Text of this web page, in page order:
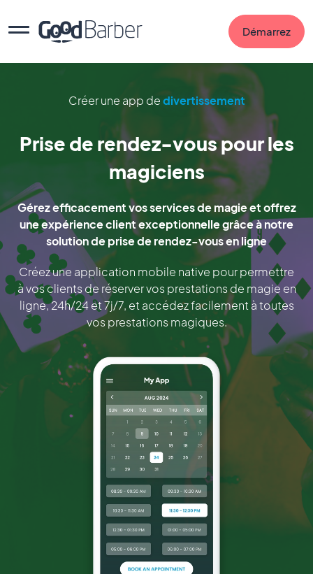
Démarrez
Créer une app dedivertissement
Prise de rendez-vous pour les
magiciens
Gérez efficacement vos services de magie et offrez
une expérience client exceptionnelle grâce à notre
solution de prise de rendez-vous en ligne
Créez une application mobile native pour permettre
à vos clients de réserver vos prestations de magie en
ligne, 24h/24 et 7j/7, et accédez facilement à toutes
vos prestations magiques.